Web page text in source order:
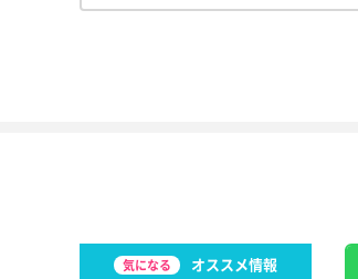
気になる オススメ情報